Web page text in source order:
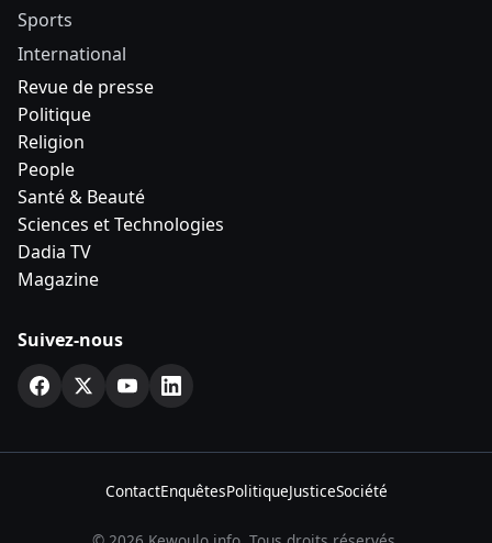
Sports
International
Revue de presse
Politique
Religion
People
Santé & Beauté
Sciences et Technologies
Dadia TV
Magazine
Suivez-nous
ContactEnquêtesPolitiqueJusticeSociété